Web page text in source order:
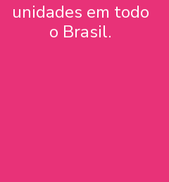
unidades em todo
o Brasil.